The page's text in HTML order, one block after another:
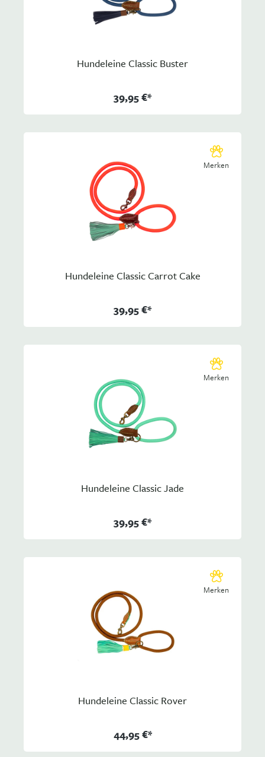
Hundeleine Classic Buster
39,95 €*
Merken
Hundeleine Classic Carrot Cake
39,95 €*
Merken
Hundeleine Classic Jade
39,95 €*
Merken
Hundeleine Classic Rover
44,95 €*